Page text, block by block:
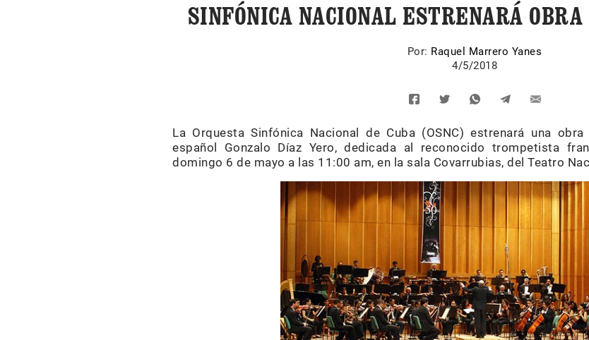
SINFÓNICA NACIONAL ESTRENARÁ
Por: Raquel Marrero Yanes
4/5/2018
La Orquesta Sinfónica Nacional de Cuba (OSNC) estrenará una
español Gonzalo Díaz Yero, dedicada al reconocido trompetista
domingo 6 de mayo a las 11:00 am, en la sala Covarrubias, del Teatro